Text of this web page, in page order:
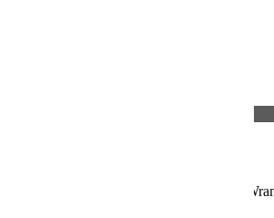
Kit d’attache de capot réglable pour Jeep